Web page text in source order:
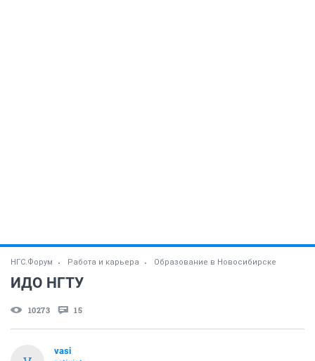
НГС.Форум Работа и карьера Образование в Новосибирске
ИДО НГТУ
10273 15
vasi